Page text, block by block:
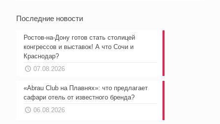
Последние новости
Ростов-на-Дону готов стать столицей
конгрессов и выставок! А что Сочи и
Краснодар?
07.08.2026
«Abrau Club на Плавнях»: что предлагает
сафари отель от известного бренда?
06.08.2026